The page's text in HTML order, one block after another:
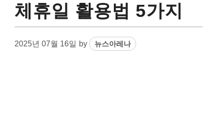
체휴일 활용법 5가지
2025년 07월 16일 by 뉴스아레나